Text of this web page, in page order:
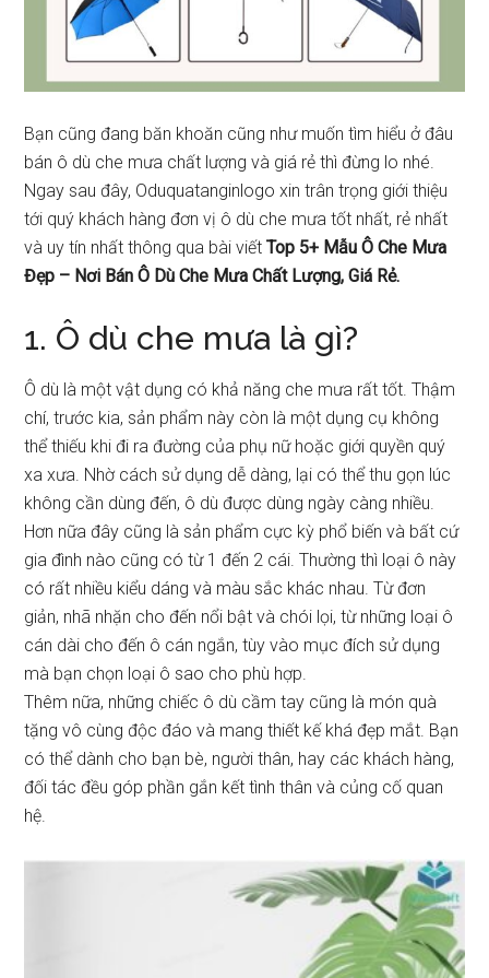
Bạn cũng đang băn khoăn cũng như muốn tìm hiểu ở đâu
bán ô dù che mưa chất lượng và giá rẻ thì đừng lo nhé.
Ngay sau đây, Oduquatanginlogo xin trân trọng giới thiệu
tới quý khách hàng đơn vị ô dù che mưa tốt nhất, rẻ nhất
và uy tín nhất thông qua bài viếtTop 5+ Mẫu Ô Che Mưa
Đẹp – Nơi Bán Ô Dù Che Mưa Chất Lượng, Giá Rẻ.
1. Ô dù che mưa là gì?
Ô dù là một vật dụng có khả năng che mưa rất tốt. Thậm
chí, trước kia, sản phẩm này còn là một dụng cụ không
thể thiếu khi đi ra đường của phụ nữ hoặc giới quyền quý
xa xưa. Nhờ cách sử dụng dễ dàng, lại có thể thu gọn lúc
không cần dùng đến, ô dù được dùng ngày càng nhiều.
Hơn nữa đây cũng là sản phẩm cực kỳ phổ biến và bất cứ
gia đình nào cũng có từ 1 đến 2 cái. Thường thì loại ô này
có rất nhiều kiểu dáng và màu sắc khác nhau. Từ đơn
giản, nhã nhặn cho đến nổi bật và chói lọi, từ những loại ô
cán dài cho đến ô cán ngắn, tùy vào mục đích sử dụng
mà bạn chọn loại ô sao cho phù hợp.
Thêm nữa, những chiếc ô dù cầm tay cũng là món quà
tặng vô cùng độc đáo và mang thiết kế khá đẹp mắt. Bạn
có thể dành cho bạn bè, người thân, hay các khách hàng,
đối tác đều góp phần gắn kết tình thân và củng cố quan
hệ.